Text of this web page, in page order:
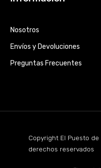
Nosotros
Envíos y Devoluciones
Preguntas Frecuentes
Copyright El Puesto
derechos reservados